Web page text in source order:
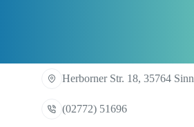
Herborner Str. 18, 35764 Sinn
(02772) 51696